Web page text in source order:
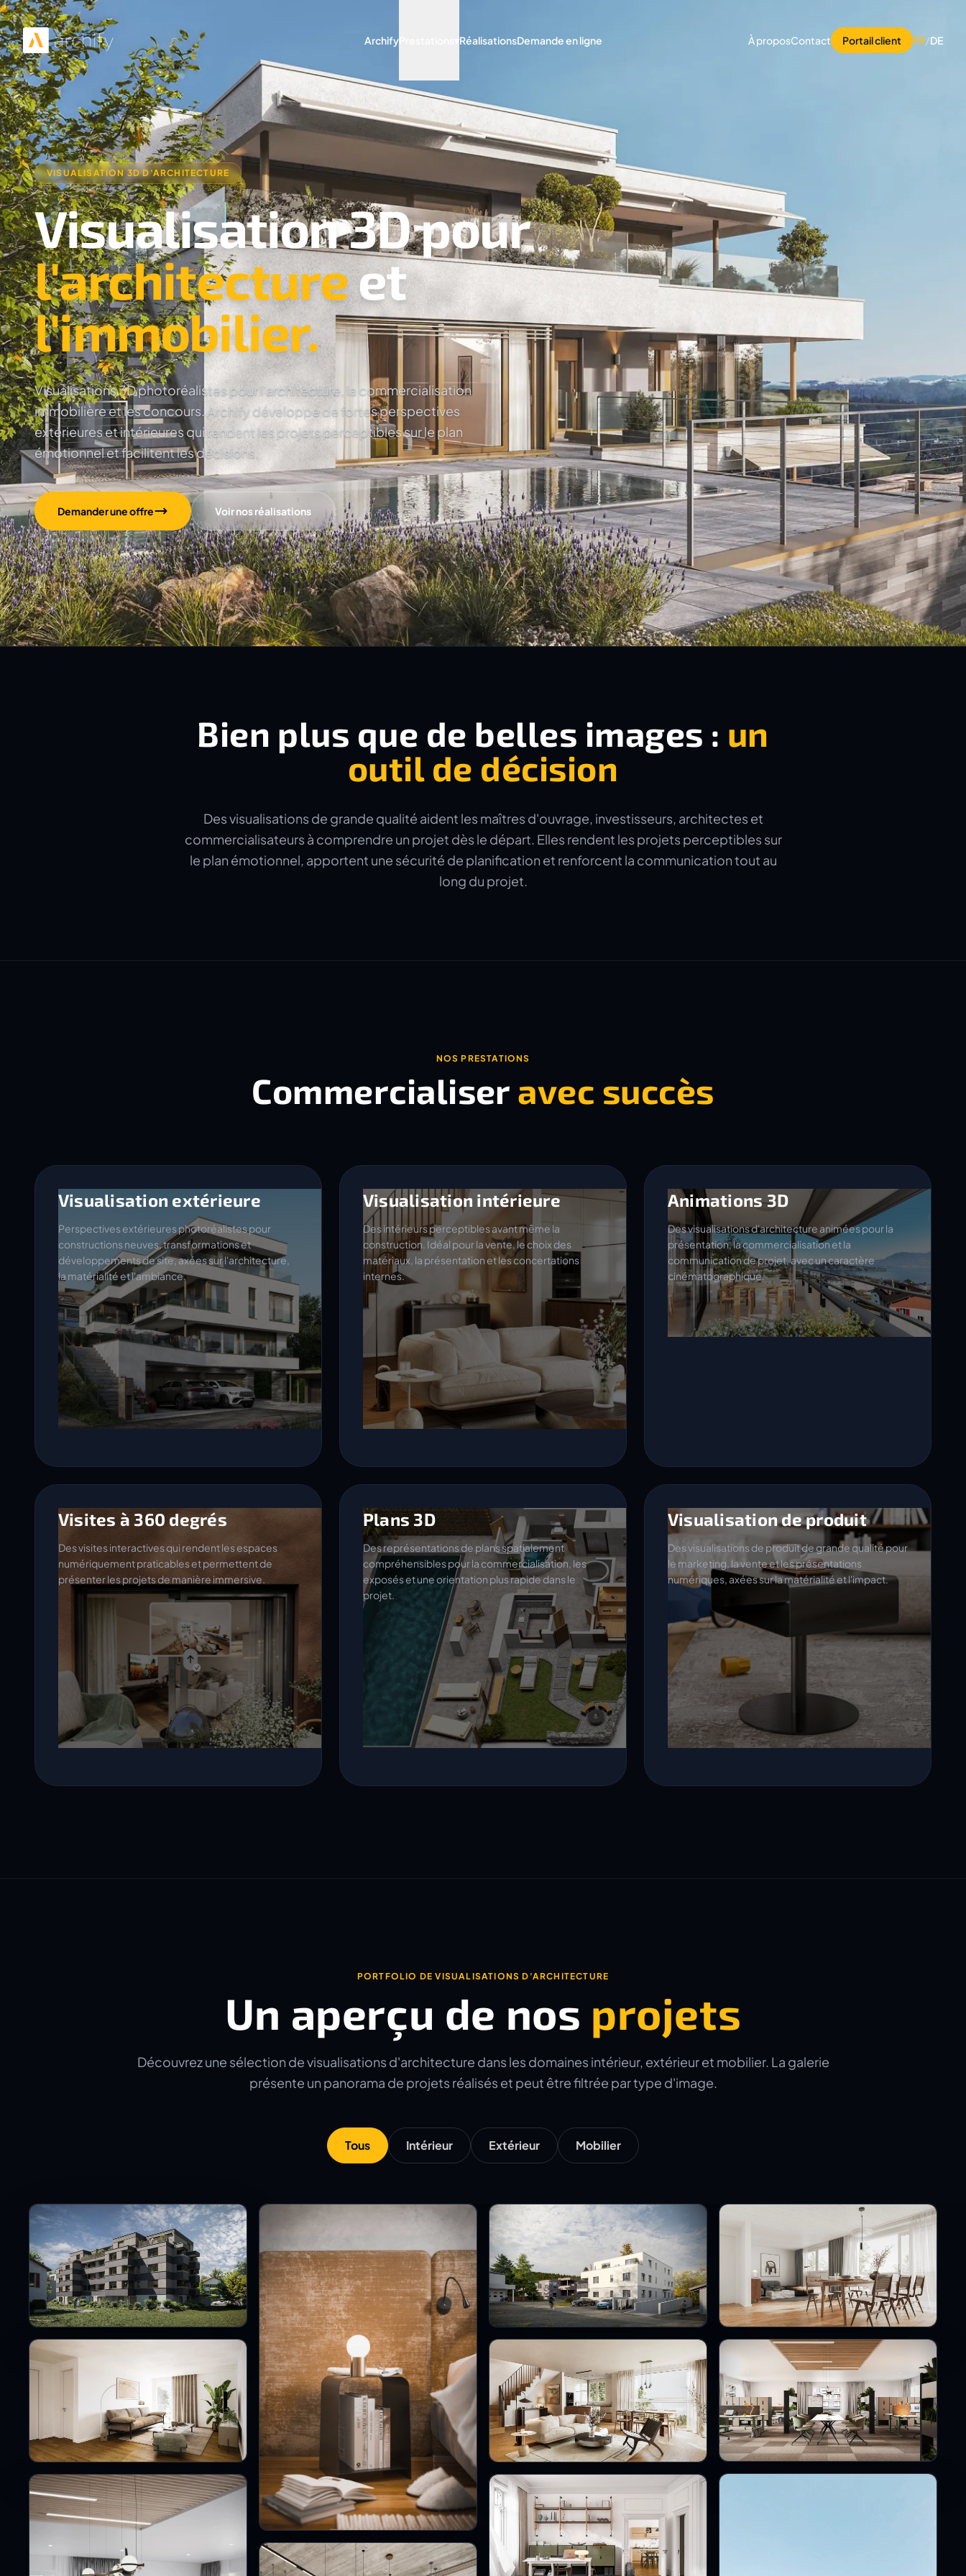
ArchifyPrestations RéalisationsDemande en ligne À proposContact Portail client FR/DE
VISUALISATION 3D D'ARCHITECTURE
Visualisation 3D pour
l'architectureet
l'immobilier.
Visualisations 3D photoréalistes pour l'architecture, la commercialisation
immobilière et les concours. Archify développe de fortes perspectives
extérieures et intérieures qui rendent les projets perceptibles sur le plan
émotionnel et facilitent les décisions.
Demander une offre Voir nos réalisations
Bien plus que de belles images : un
outil de décision
Des visualisations de grande qualité aident les maîtres d'ouvrage, investisseurs, architectes et
commercialisateurs à comprendre un projet dès le départ. Elles rendent les projets perceptibles sur
le plan émotionnel, apportent une sécurité de planification et renforcent la communication tout au
long du projet.
NOS PRESTATIONS
Commercialiser avec succès
Visualisation extérieure
Perspectives extérieures photoréalistes pour
constructions neuves, transformations et
développements de site, axées sur l'architecture,
la matérialité et l'ambiance.
Visualisation intérieure
Des intérieurs perceptibles avant même la
construction. Idéal pour la vente, le choix des
matériaux, la présentation et les concertations
internes.
Animations 3D
Des visualisations d'architecture animées pour la
présentation, la commercialisation et la
communication de projet, avec un caractère
cinématographique.
Visites à 360 degrés
Des visites interactives qui rendent les espaces
numériquement praticables et permettent de
présenter les projets de manière immersive.
Plans 3D
Des représentations de plans spatialement
compréhensibles pour la commercialisation, les
exposés et une orientation plus rapide dans le
projet.
Visualisation de produit
Des visualisations de produit de grande qualité pour
le marketing, la vente et les présentations
numériques, axées sur la matérialité et l'impact.
PORTFOLIO DE VISUALISATIONS D'ARCHITECTURE
Un aperçu de nos projets
Découvrez une sélection de visualisations d'architecture dans les domaines intérieur, extérieur et mobilier. La galerie
présente un panorama de projets réalisés et peut être filtrée par type d'image.
Tous Intérieur Extérieur Mobilier